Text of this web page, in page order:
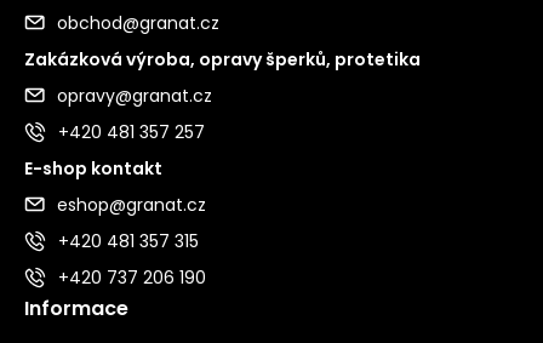
obchod@granat.cz
Zakázková výroba, opravy šperků, protetika
opravy@granat.cz
+420 481 357 257
E-shop kontakt
eshop@granat.cz
+420 481 357 315
+420 737 206 190
Informace